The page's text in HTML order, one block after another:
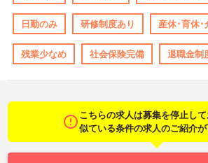
日勤のみ 研修制度あり 産休･育休･
残業少なめ 社会保険完備 退職金制
こちらの求人は募集を停止して
似ている条件の求人のご紹介が